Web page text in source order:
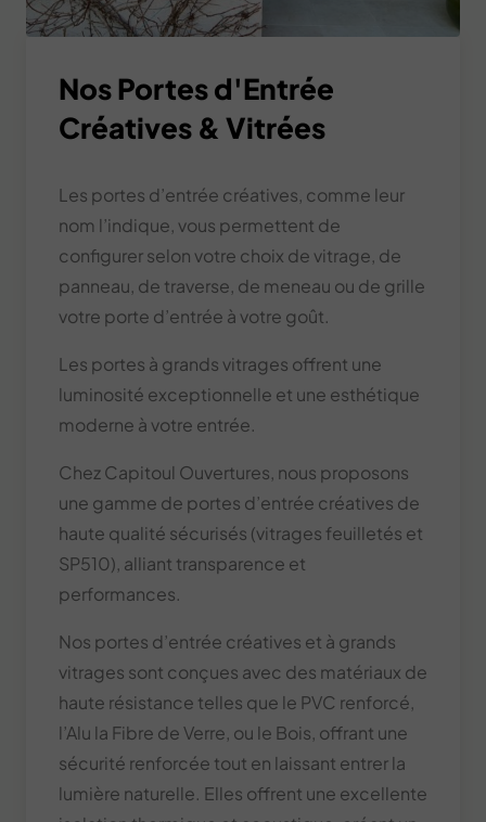
Nos Portes d'Entrée
Créatives & Vitrées
Les portes d’entrée créatives, comme leur
nom l’indique, vous permettent de
configurer selon votre choix de vitrage, de
panneau, de traverse, de meneau ou de grille
votre porte d’entrée à votre goût.
Les portes à grands vitrages offrent une
luminosité exceptionnelle et une esthétique
moderne à votre entrée.
Chez Capitoul Ouvertures, nous proposons
une gamme de portes d’entrée créatives de
haute qualité sécurisés (vitrages feuilletés et
SP510), alliant transparence et
performances.
Nos portes d’entrée créatives et à grands
vitrages sont conçues avec des matériaux de
haute résistance telles que le PVC renforcé,
l’Alu la Fibre de Verre, ou le Bois, offrant une
sécurité renforcée tout en laissant entrer la
lumière naturelle. Elles offrent une excellente